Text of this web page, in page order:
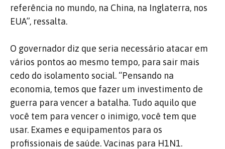
referência no mundo, na China, na Inglaterra, nos
EUA”, ressalta.
O governador diz que seria necessário atacar em
vários pontos ao mesmo tempo, para sair mais
cedo do isolamento social. “Pensando na
economia, temos que fazer um investimento de
guerra para vencer a batalha. Tudo aquilo que
você tem para vencer o inimigo, você tem que
usar. Exames e equipamentos para os
profissionais de saúde. Vacinas para H1N1.